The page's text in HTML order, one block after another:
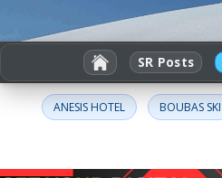
SR Posts
ANESIS HOTEL BOUBAS SKI